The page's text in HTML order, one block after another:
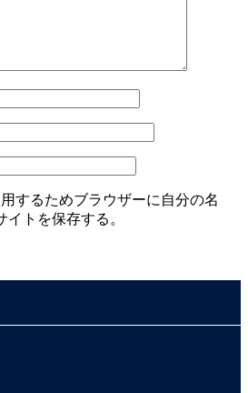
するためブラウザーに自分の名
トを保存する。